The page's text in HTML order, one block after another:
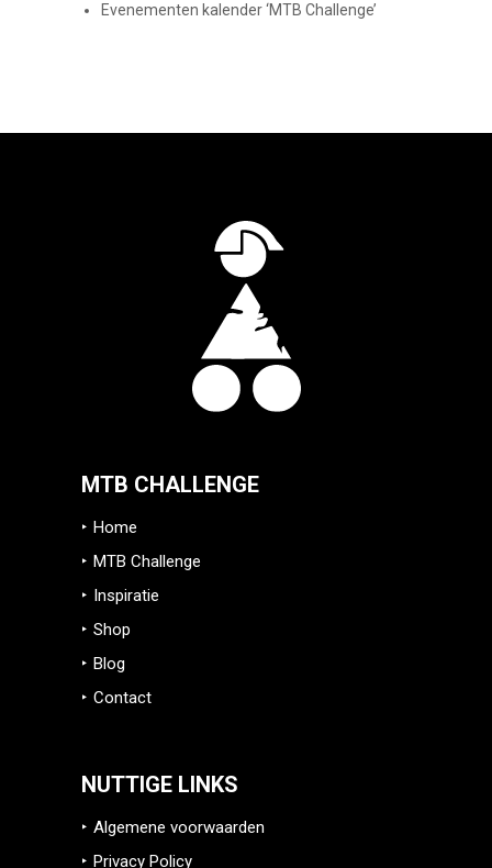
Evenementen kalender ‘MTB Challenge’
MTB CHALLENGE
Home
MTB Challenge
Inspiratie
Shop
Blog
Contact
NUTTIGE LINKS
Algemene voorwaarden
Privacy Policy